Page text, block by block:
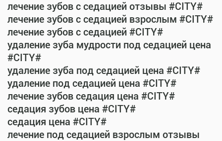
лечение зубов с седацией отзывы #CITY#
лечение зубов с седацией взрослым #CITY#
лечение зубов с седацией #CITY#
удаление зуба мудрости под седацией цена
#CITY#
удаление зуба под седацией цена #CITY#
удаление под седацией цена #CITY#
лечение зубов седация цена #CITY#
седация зубов цена #CITY#
седация цена #CITY#
лечение под седацией взрослым отзывы